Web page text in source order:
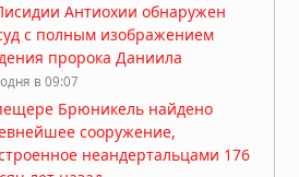
Антиохии обнаружен
с полным изображением
пророка Даниила
в 09:07
Брюникель найдено
сооружение,
неандертальцами 176